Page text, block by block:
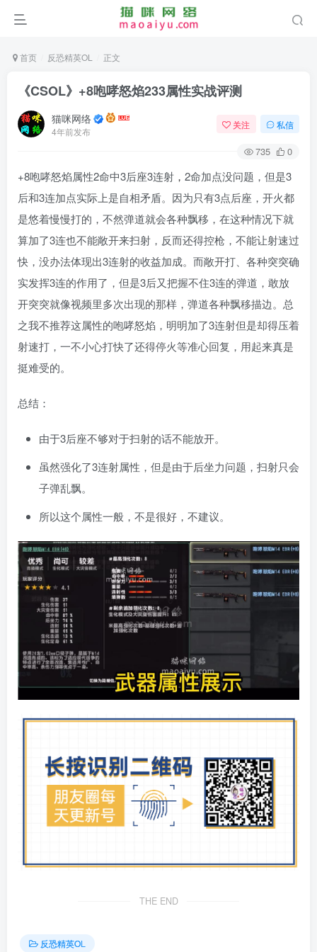
首页 反恐精英OL 正文
《CSOL》+8咆哮怒焰233属性实战评测
猫咪网络
4年前发布
关注 私信
735 0
+8咆哮怒焰属性2命中3后座3连射 ， 2命加点没问题，但是3
后和3连加点实际上是自相矛盾。因为只有3点后座，开火都
是悠着慢慢打的，不然弹道就会各种飘移，在这种情况下就
算加了3连也不能敞开来扫射，反而还得控枪，不能让射速过
快，没办法体现出3连射的收益加成。而敞开打、各种突突确
实发挥3连的作用了，但是3后又把握不住3连的弹道，敢放
开突突就像视频里多次出现的那样，弹道各种飘移描边。总
之我不推荐这属性的咆哮怒焰，明明加了3连射但是却得压着
射速打，一不小心打快了还得停火等准心回复，用起来真是
挺难受的。
总结：
由于3后座不够对于扫射的话不能放开。
虽然强化了3连射属性，但是由于后坐力问题，扫射只会
子弹乱飘。
所以这个属性一般，不是很好，不建议。
THE END
反恐精英OL